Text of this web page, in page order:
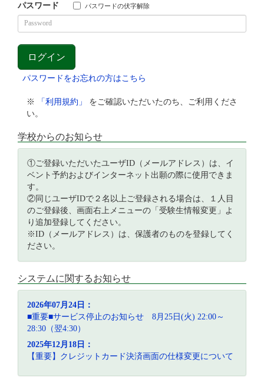
パスワード パスワードの伏字解除
パスワードをお忘れの方はこちら
※ 「利用規約」
をご確認いただいたのち、ご利用くださ
い。
学校からのお知らせ
①ご登録いただいたユーザID（メールアドレス）は、イ
ベント予約およびインターネット出願の際に使用できま
す。
②同じユーザIDで２名以上ご登録される場合は、１人目
のご登録後、画面右上メニューの「受験生情報変更」よ
り追加登録してください。
※ID（メールアドレス）は、保護者のものを登録してく
ださい。
システムに関するお知らせ
2026年07月24日：
■重要■サービス停止のお知らせ 8月25日(火) 22:00～
28:30（翌4:30）
2025年12月18日：
【重要】クレジットカード決済画面の仕様変更について